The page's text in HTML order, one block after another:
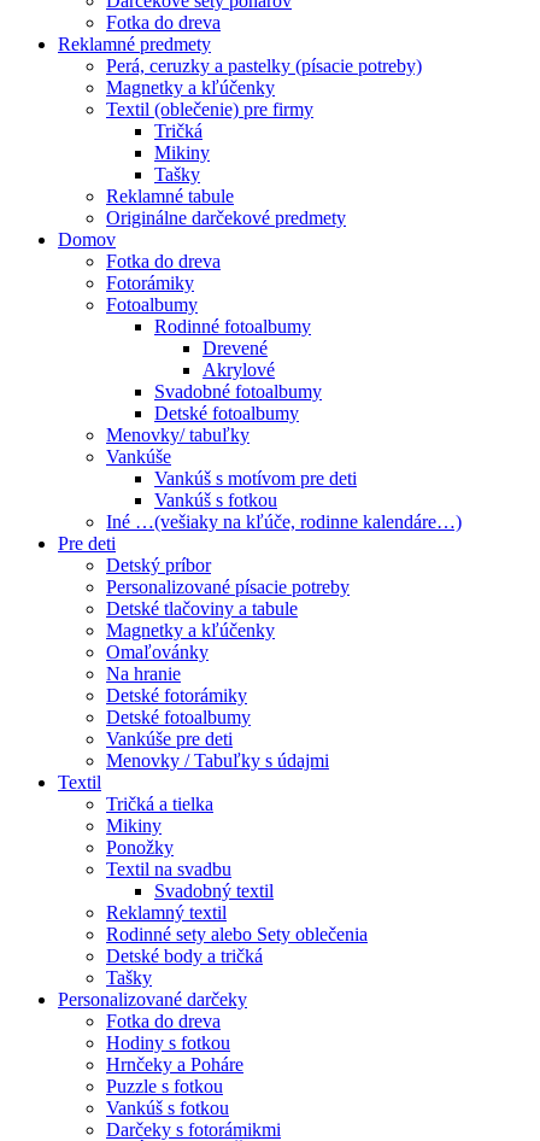
Fotka do dreva
Reklamné predmety
Perá, ceruzky a pastelky (písacie potreby)
Magnetky a kľúčenky
Textil (oblečenie) pre firmy
Tričká
Mikiny
Tašky
Reklamné tabule
Originálne darčekové predmety
Domov
Fotka do dreva
Fotorámiky
Fotoalbumy
Rodinné fotoalbumy
Drevené
Akrylové
Svadobné fotoalbumy
Detské fotoalbumy
Menovky/ tabuľky
Vankúše
Vankúš s motívom pre deti
Vankúš s fotkou
Iné …(vešiaky na kľúče, rodinne kalendáre…)
Pre deti
Detský príbor
Personalizované písacie potreby
Detské tlačoviny a tabule
Magnetky a kľúčenky
Omaľovánky
Na hranie
Detské fotorámiky
Detské fotoalbumy
Vankúše pre deti
Menovky / Tabuľky s údajmi
Textil
Tričká a tielka
Mikiny
Ponožky
Textil na svadbu
Svadobný textil
Reklamný textil
Rodinné sety alebo Sety oblečenia
Detské body a tričká
Tašky
Personalizované darčeky
Fotka do dreva
Hodiny s fotkou
Hrnčeky a Poháre
Puzzle s fotkou
Vankúš s fotkou
Darčeky s fotorámikmi